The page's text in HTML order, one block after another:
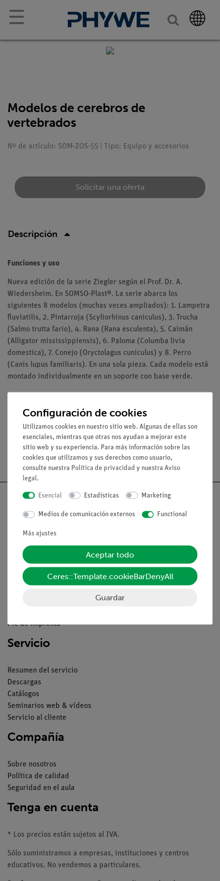
☰
Modelos de cerebros de
vertebrados
Nº de artículo: SOM-ZOS-55 | Tipo: Equipo y accesorios
Solicitar una oferta
Descripción
Funciones y uso
Nueva edición de la serie Ziegler según el Prof. Dr. A.
Wiedersheim. En SOMSO-Plast®. La serie abarca los
siguientes 8 modelos (muchas veces ampliados): 1. Lampetra
fluviatilis, 2. Pintarroja (Scyliorhinus caniculus), 3. Trucha
(Salmo trutta fario), 4. Rana (Rana esculenta), 5. Caimán
(Alligator mississippiensis), 6. Paloma (Columba livia
domestica), 7. Conejo (Oryctolagus cuniculus) y 8. Perro
(Canis lupus familiaris). En una sola pieza. Cada modelo está
montado individualmente en un soporte con base verde.
Medios / Descargas
Envío gratuito a partir de 300,- €.
Aviso lega
Condiciones comerciales generales
Pie de imprenta
Servicio
Resumen del servicio
Descargas
Catálogos
Seminarios web & vídeos
Servicio al cliente
Compañía
Sobre nosotros
Política de calidad
Seguridad en el aula
Tenga en cuenta
* Los precios están sujetos al IVA.
Sólo suministramos a empresas, instituciones y centros
educativos. No vendemos a particulares.
Configuración de cookies
Utilizamos cookies en nuestro sitio web. Algunas de ellas son
esenciales, mientras que otras nos ayudan a mejorar este
sitio web y su experiencia. Para más información sobre las
cookies que utilizamos y sus derechos como usuario,
consulte nuestra Política de privacidad y nuestra Aviso
legal.
Esencial Estadísticas Marketing
Medios de comunicación externos Functional
Más ajustes
Aceptar todo
Ceres::Template.cookieBarDenyAll
Guardar